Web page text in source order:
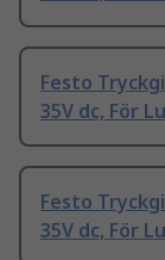
Festo
35V dc, För
Festo
35V dc, För